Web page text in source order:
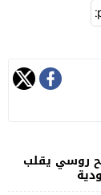
روسي يقلب